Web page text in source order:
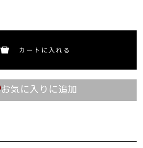
カートに入れる
お気に入りに追加